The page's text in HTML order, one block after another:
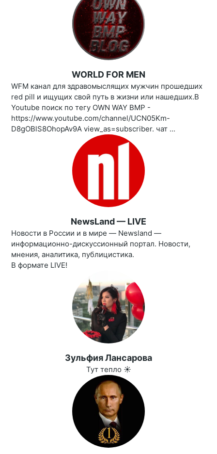
WORLD FOR MEN
WFM канал для здравомыслящих мужчин прошедших
red pill и ищущих свой путь в жизни или нашедших.В
Youtube поиск по тегу OWN WAY BMP -
https://www.youtube.com/channel/UCN05Km-
D8gOBlS8OhopAv9A view_as=subscriber. чат ...
NewsLand — LIVE
Новости в России и в мире — Newsland —
информационно-дискуссионный портал. Новости,
мнения, аналитика, публицистика.
В формате LIVE!
Зульфия Лансарова
Тут тепло ☀️